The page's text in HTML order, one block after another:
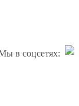
в соцсетях: